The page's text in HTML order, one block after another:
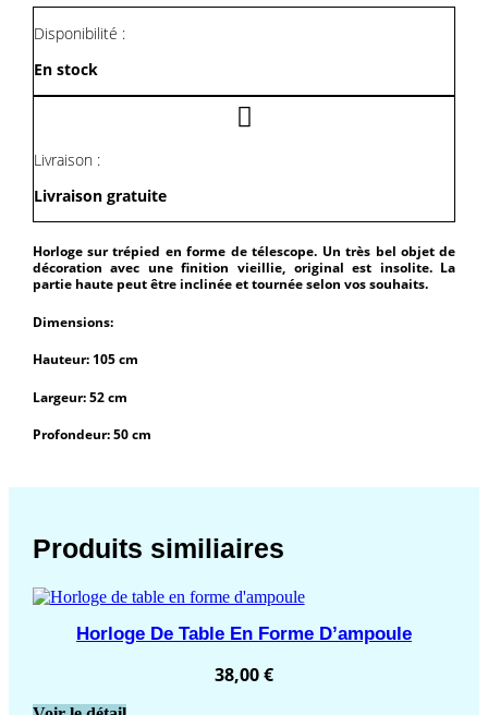
98,00 €.78,00 €.
Télescope
Disponibilité :
En stock
Livraison :
Livraison gratuite
Horloge sur trépied en forme de télescope. Un très bel objet de
décoration avec une finition vieillie, original est insolite. La
partie haute peut être inclinée et tournée selon vos souhaits.
Dimensions:
Hauteur: 105 cm
Largeur: 52 cm
Profondeur: 50 cm
Produits similiaires
Horloge De Table En Forme D’ampoule
38,00€